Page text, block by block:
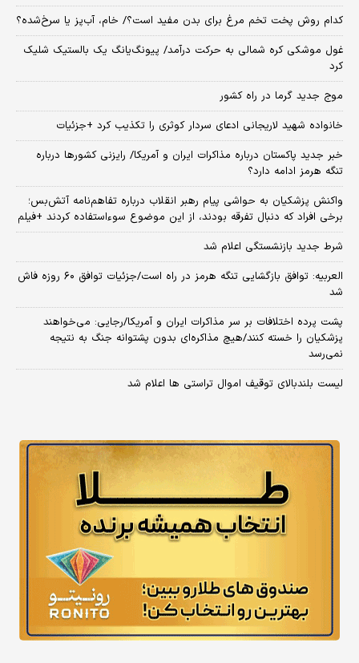
کدام روش پخت تخم مرغ برای بدن مفید است؟/ خام، آب‌پز یا سرخ‌شده؟
غول موشکی کره شمالی به حرکت درآمد/ پیونگ‌یانگ یک بالستیک شلیک
کرد
موج جدید گرما در راه کشور
خانواده شهید لاریجانی ادعای سردار کوثری را تکذیب کرد +جزئیات
خبر جدید پاکستان درباره مذاکرات ایران و آمریکا/ رایزنی کشورها درباره
تنگه هرمز ادامه دارد؟
واکنش پزشکیان به حواشی پیام رهبر انقلاب درباره تفاهم‌نامه آتش‌بس؛
برخی افراد که دنبال تفرقه بودند، از این موضوع سوءاستفاده کردند +فیلم
شرط جدید بازنشستگی اعلام شد
العربیه: توافق بازگشایی تنگه هرمز در راه است/جزئیات توافق ۶۰ روزه فاش
شد
پشت پرده اختلافات بر سر مذاکرات ایران و آمریکا/رجایی: می‌خواهند
پزشکیان را خسته کنند/هیچ مذاکره‌ای بدون پشتوانه جنگ به نتیجه
نمی‌رسد
لیست بلندبالای توقیف اموال تراستی ها اعلام شد